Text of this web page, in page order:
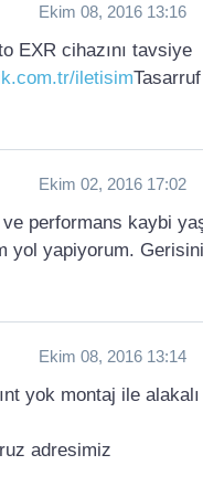
Ekim 08, 2016 13:16
EXR cihazını tavsiye
iletisimTasarruf
Ekim 02, 2016 17:02
performans kaybi
yol yapiyorum.
Ekim 08, 2016 13:14
yok montaj ile
adresimiz